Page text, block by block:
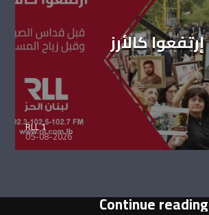
إرتفعوا كالأرز
RLL 1
05-08-2026
Continue reading